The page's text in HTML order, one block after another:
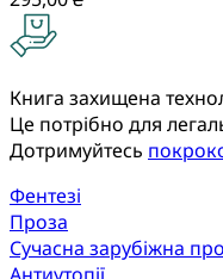
Книга захищена
Це потрібно для
Дотримуйтесь
Фентезі
Проза
Сучасна зарубіжна